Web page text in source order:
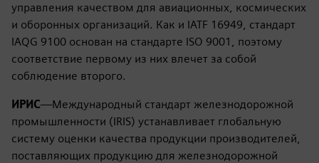
управления качеством для авиационных, космических
и оборонных организаций. Как и IATF 16949, стандарт
IAQG 9100 основан на стандарте ISO 9001, поэтому
соответствие первому из них влечет за собой
соблюдение второго.
ИРИС—Международный стандарт железнодорожной
промышленности (IRIS) устанавливает глобальную
систему оценки качества продукции производителей,
поставляющих продукцию для железнодорожной